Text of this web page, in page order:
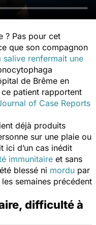
? Pas pour cet
que son compagnon
salive renfermait une
de Brême en
patient rapportent
of Case Reports
déjà produits
sur une plaie ou
ici d’un cas inédit
immunitaire et sans
blessé ni mordu par
semaines précédent
difficulté à